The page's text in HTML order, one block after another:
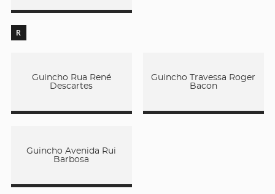
R
Guincho Rua René
Descartes
Guincho Travessa Roger
Bacon
Guincho Avenida Rui
Barbosa